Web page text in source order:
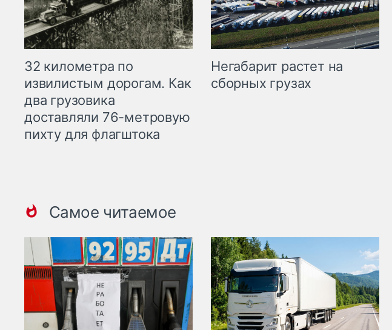
32 километра по
извилистым дорогам. Как
два грузовика
доставляли 76-метровую
пихту для флагштока
Негабарит растет на
сборных грузах
Самое читаемое